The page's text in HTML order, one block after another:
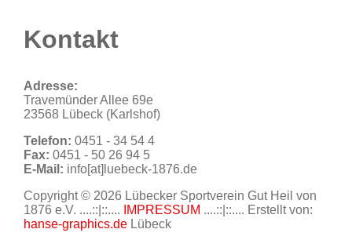
Kontakt
Adresse:
Travemünder Allee 69e
23568 Lübeck (Karlshof)
Telefon: 0451 - 34 54 4
Fax: 0451 - 50 26 94 5
E-Mail: info[at]luebeck-1876.de
Copyright © 2026 Lübecker Sportverein Gut Heil von
1876 e.V. ....::|::....
IMPRESSUM ....::|::.... Erstellt von:
hanse-graphics.de Lübeck